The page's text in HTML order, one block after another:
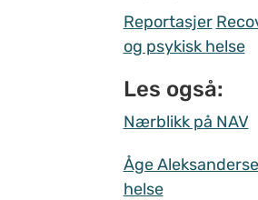
Reportasjer
og psykisk helse
Les også:
Nærblikk på NAV
Åge
helse